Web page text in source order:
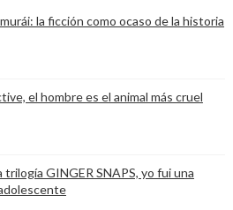
la ficción como ocaso de la historia
el hombre es el animal más cruel
trilogía GINGER SNAPS, yo fui una